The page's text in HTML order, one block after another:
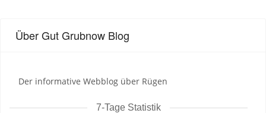
Über Gut Grubnow Blog
Der informative Webblog über Rügen
7-Tage Statistik